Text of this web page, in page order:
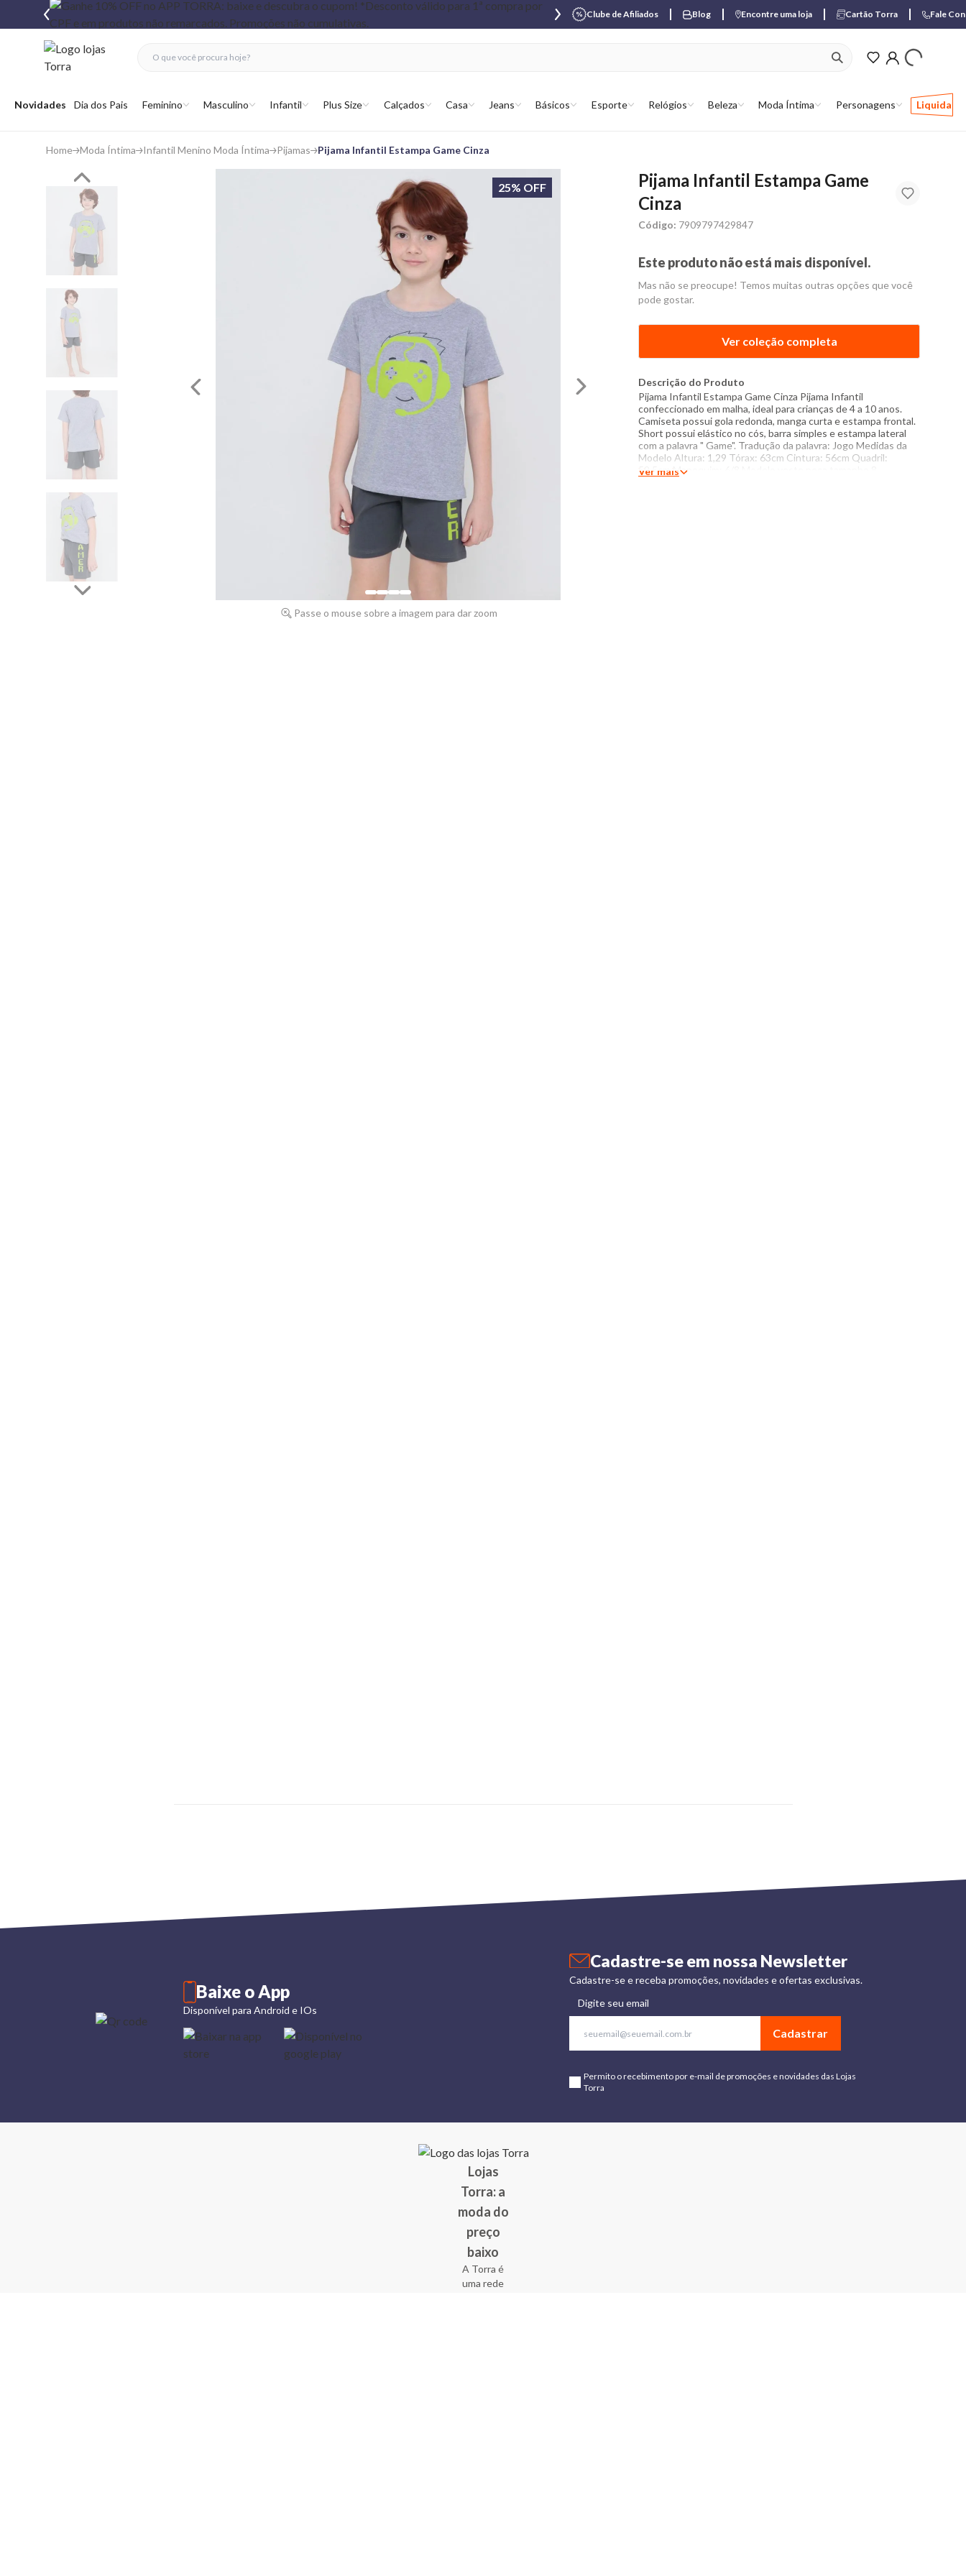
Clube de Afiliados Blog Encontre uma loja Cartão Torra Fale
Abrir menu
Novidades Dia dos Pais Feminino Masculino Infantil Plus Size Calçados Casa Jeans Básicos Esporte Relógios Beleza Moda Íntima Personagens Liquida
ver produtos
fechar menu
fechar menu
favoritos
Home Moda Íntima Infantil Menino Moda Íntima Pijamas Pijama Infantil Estampa Game Cinza
25% OFF
Passe o mouse sobre a imagem para dar zoom
Pijama Infantil Estampa Game
Cinza
Código: 7909797429847
Este produto não está mais disponível.
Mas não se preocupe! Temos muitas outras opções que você
pode gostar.
Ver coleção completa
Descrição do Produto
Pijama Infantil Estampa Game Cinza Pijama Infantil
confeccionado em malha, ideal para crianças de 4 a 10 anos.
Camiseta possui gola redonda, manga curta e estampa frontal.
Short possui elástico no cós, barra simples e estampa lateral
com a palavra " Game". Tradução da palavra: Jogo Medidas da
Modelo Altura: 1,29 Tórax: 63cm Cintura: 56cm Quadril:
59,5cm Manequim: 6/8 Modelo veste peça tamanho 8.
Ver mais
Cadastre-se em nossa Newsletter
Cadastre-se e receba promoções, novidades e ofertas exclusivas.
Digite seu email
Cadastrar
Permito o recebimento por e-mail de promoções e novidades das Lojas
Torra
Baixe o App
Disponível para Android e IOs
Lojas
Torra: a
moda do
preço
baixo
A Torra é
uma rede